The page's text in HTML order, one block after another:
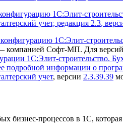
1С:Элит-
учет, редакция 2.3,
1С:Элит-
компанией Софт-МП. Для
1С:Элит-строительство.
подробной информации о
учет, версии 2.3.39.39
бизнес-процессов в 1С,